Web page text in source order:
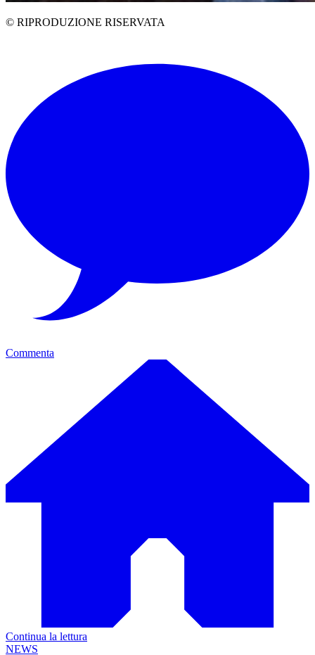
© RIPRODUZIONE RISERVATA
Commenta
Continua la lettura
NEWS